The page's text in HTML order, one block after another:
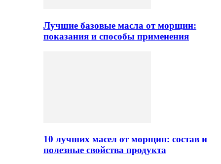
Лучшие базовые масла от морщин:
показания и способы применения
10 лучших масел от морщин: состав и
полезные свойства продукта